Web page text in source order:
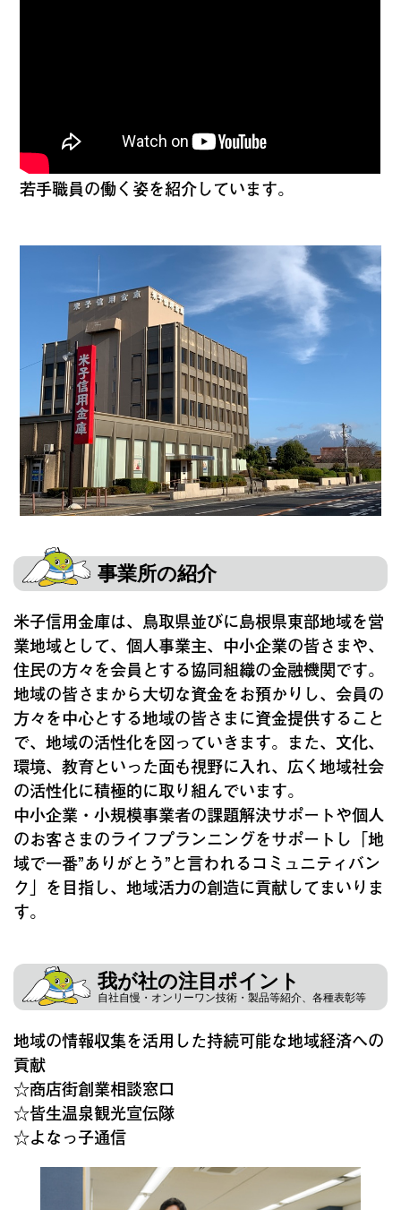
若手職員の働く姿を紹介しています。
事業所の紹介
米子信用金庫は、鳥取県並びに島根県東部地域を営
業地域として、個人事業主、中小企業の皆さまや、
住民の方々を会員とする協同組織の金融機関です。
地域の皆さまから大切な資金をお預かりし、会員の
方々を中心とする地域の皆さまに資金提供すること
で、地域の活性化を図っていきます。また、文化、
環境、教育といった面も視野に入れ、広く地域社会
の活性化に積極的に取り組んでいます。
中小企業・小規模事業者の課題解決サポートや個人
のお客さまのライフプランニングをサポートし「地
域で一番”ありがとう”と言われるコミュニティバン
ク」を目指し、地域活力の創造に貢献してまいりま
す。
我が社の注目ポイント
自社自慢・オンリーワン技術・製品等紹介、各種表彰等
地域の情報収集を活用した持続可能な地域経済への
貢献
☆商店街創業相談窓口
☆皆生温泉観光宣伝隊
☆よなっ子通信